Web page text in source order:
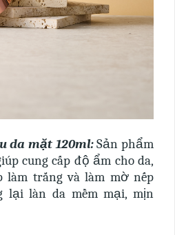
da mặt 120ml:Sản phẩm
cung cấp độ ẩm cho da,
làm trắng và làm mờ nếp
lại làn da mềm mại, mịn